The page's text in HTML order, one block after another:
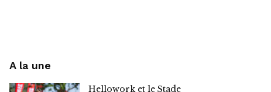
A la une
Hellowork et le Stade